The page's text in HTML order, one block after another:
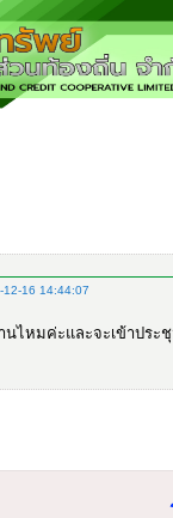
12-16 14:44:07
นไหมค่ะและจะเข้าประ